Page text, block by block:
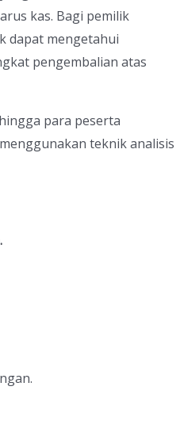
kas. Bagi pemilik
dapat mengetahui
pengembalian atas
para peserta
teknik analisis